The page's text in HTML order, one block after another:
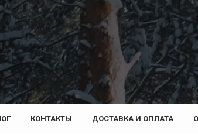
КОНТАКТЫ ДОСТАВКА И ОПЛАТА